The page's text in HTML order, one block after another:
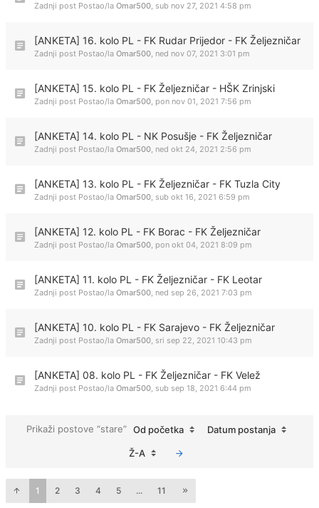
Zadnji post Postao/la Omar500, sub nov 27, 2021 4:58 pm
[ANKETA] 16. kolo PL - FK Rudar Prijedor - FK Željezničar
Zadnji post Postao/la Omar500, ned nov 07, 2021 3:01 pm
[ANKETA] 15. kolo PL - FK Željezničar - HŠK Zrinjski
Zadnji post Postao/la Omar500, pon nov 01, 2021 7:56 pm
[ANKETA] 14. kolo PL - NK Posušje - FK Željezničar
Zadnji post Postao/la Omar500, ned okt 24, 2021 2:56 pm
[ANKETA] 13. kolo PL - FK Željezničar - FK Tuzla City
Zadnji post Postao/la Omar500, sub okt 16, 2021 6:59 pm
[ANKETA] 12. kolo PL - FK Borac - FK Željezničar
Zadnji post Postao/la Omar500, pon okt 04, 2021 8:09 pm
[ANKETA] 11. kolo PL - FK Željezničar - FK Leotar
Zadnji post Postao/la Omar500, ned sep 26, 2021 7:03 pm
[ANKETA] 10. kolo PL - FK Sarajevo - FK Željezničar
Zadnji post Postao/la Omar500, sri sep 22, 2021 10:43 pm
[ANKETA] 08. kolo PL - FK Željezničar - FK Velež
Zadnji post Postao/la Omar500, sub sep 18, 2021 6:44 pm
Prikaži postove “stare” Od početka Datum postanja
Ž-A
1 2 3 4 5 ... 11